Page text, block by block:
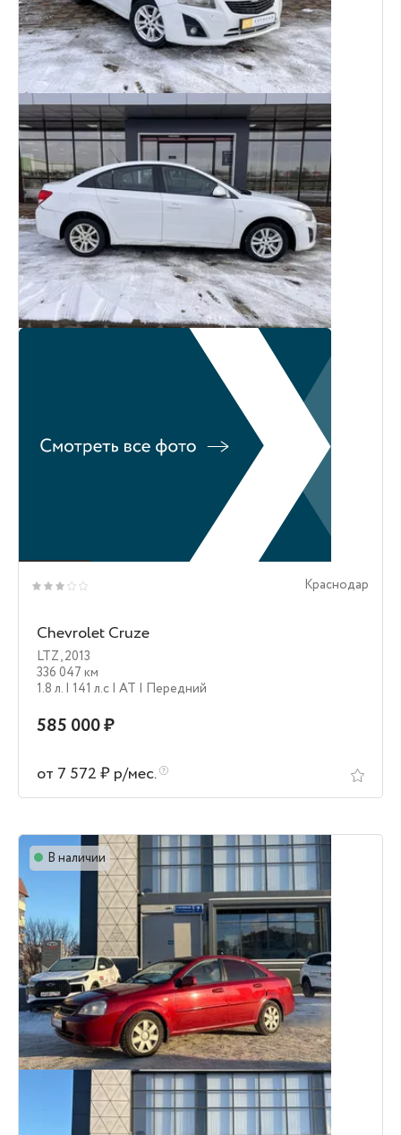
Краснодар
Chevrolet Cruze
LTZ,2013
336 047 км
1.8 л. | 141 л.c | AT | Передний
585 000 ₽
от 7 572 ₽ р/мес.
В наличии